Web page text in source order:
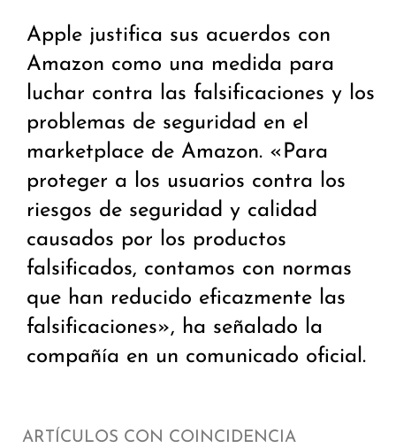
Apple justifica sus acuerdos con
Amazon como una medida para
luchar contra las falsificaciones y los
problemas de seguridad en el
marketplace de Amazon. «Para
proteger a los usuarios contra los
riesgos de seguridad y calidad
causados por los productos
falsificados, contamos con normas
que han reducido eficazmente las
falsificaciones», ha señalado la
compañía en un comunicado oficial.
ARTÍCULOS CON COINCIDENCIA